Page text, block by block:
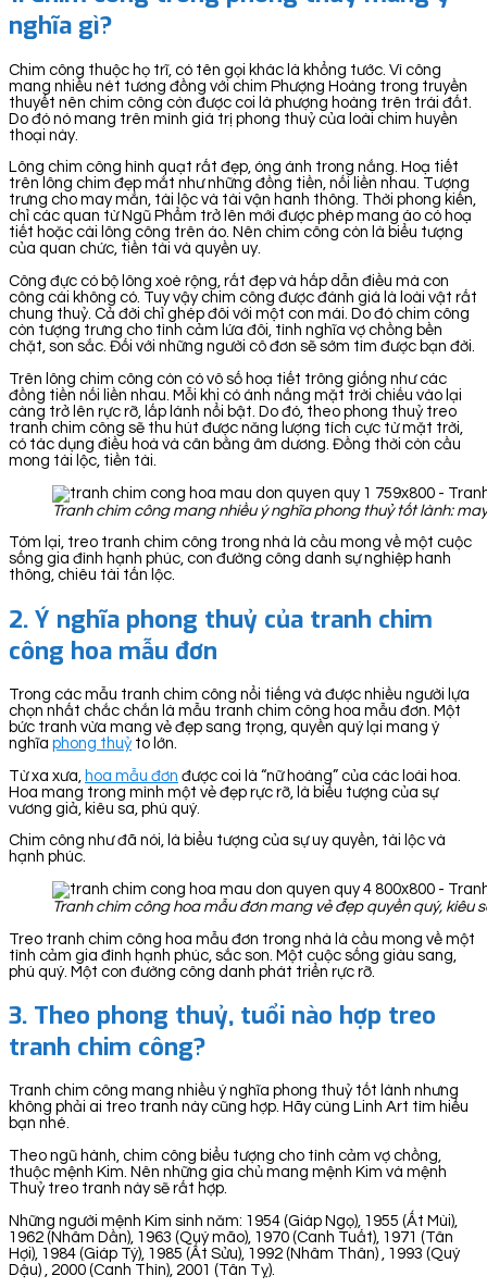
nghĩa gì?
Chim công thuộc họ trĩ, có tên gọi khác là khổng tước. Vì công
mang nhiều nét tương đồng với chim Phượng Hoàng trong truyền
thuyết nên chim công còn được coi là phượng hoàng trên trái đất.
Do đó nó mang trên mình giá trị phong thuỷ của loài chim huyền
thoại này.
Lông chim công hình quạt rất đẹp, óng ánh trong nắng. Hoạ tiết
trên lông chim đẹp mắt như những đồng tiền, nối liền nhau. Tượng
trưng cho may mắn, tài lộc và tài vận hanh thông. Thời phong kiến,
chỉ các quan từ Ngũ Phẩm trở lên mới được phép mang áo có hoạ
tiết hoặc cài lông công trên áo. Nên chim công còn là biểu tượng
của quan chức, tiền tài và quyền uy.
Công đực có bộ lông xoè rộng, rất đẹp và hấp dẫn điều mà con
công cái không có. Tuy vậy chim công được đánh giá là loài vật rất
chung thuỷ. Cả đời chỉ ghép đôi với một con mái. Do đó chim công
còn tượng trưng cho tình cảm lứa đôi, tình nghĩa vợ chồng bền
chặt, son sắc. Đối với những người cô đơn sẽ sớm tìm được bạn đời.
Trên lông chim công còn có vô số hoạ tiết trông giống như các
đồng tiền nối liền nhau. Mỗi khi có ánh nắng mặt trời chiếu vào lại
càng trở lên rực rỡ, lấp lánh nổi bật. Do đó, theo phong thuỷ treo
tranh chim công sẽ thu hút được năng lượng tích cực từ mặt trời,
có tác dụng điều hoà và cân bằng âm dương. Đồng thời còn cầu
mong tài lộc, tiền tài.
Tranh chim công mang nhiều ý nghĩa phong thuỷ tốt lành:
Tóm lại, treo tranh chim công trong nhà là cầu mong về một cuộc
sống gia đình hạnh phúc, con đường công danh sự nghiệp hanh
thông, chiêu tài tấn lộc.
2. Ý nghĩa phong thuỷ của tranh chim
công hoa mẫu đơn
Trong các mẫu tranh chim công nổi tiếng và được nhiều người lựa
chọn nhất chắc chắn là mẫu tranh chim công hoa mẫu đơn. Một
bức tranh vừa mang vẻ đẹp sang trọng, quyền quý lại mang ý
nghĩa phong thuỷ to lớn.
Từ xa xưa, hoa mẫu đơn được coi là “nữ hoàng” của các loài hoa.
Hoa mang trong mình một vẻ đẹp rực rỡ, là biểu tượng của sự
vương giả, kiêu sa, phú quý.
Chim công như đã nói, là biểu tượng của sự uy quyền, tài lộc và
hạnh phúc.
Tranh chim công hoa mẫu đơn mang vẻ đẹp quyền quý, kiêu
Treo tranh chim công hoa mẫu đơn trong nhà là cầu mong về một
tình cảm gia đình hạnh phúc, sắc son. Một cuộc sống giàu sang,
phú quý. Một con đường công danh phát triển rực rỡ.
3. Theo phong thuỷ, tuổi nào hợp treo
tranh chim công?
Tranh chim công mang nhiều ý nghĩa phong thuỷ tốt lành nhưng
không phải ai treo tranh này cũng hợp. Hãy cùng Linh Art tìm hiểu
bạn nhé.
Theo ngũ hành, chim công biểu tượng cho tình cảm vợ chồng,
thuộc mệnh Kim. Nên những gia chủ mang mệnh Kim và mệnh
Thuỷ treo tranh này sẽ rất hợp.
Những người mệnh Kim sinh năm: 1954 (Giáp Ngọ), 1955 (Ất Mùi),
1962 (Nhâm Dần), 1963 (Quý mão), 1970 (Canh Tuất), 1971 (Tân
Hợi), 1984 (Giáp Tý), 1985 (Ất Sửu), 1992 (Nhâm Thân) , 1993 (Quý
Dậu) , 2000 (Canh Thìn), 2001 (Tân Tỵ).